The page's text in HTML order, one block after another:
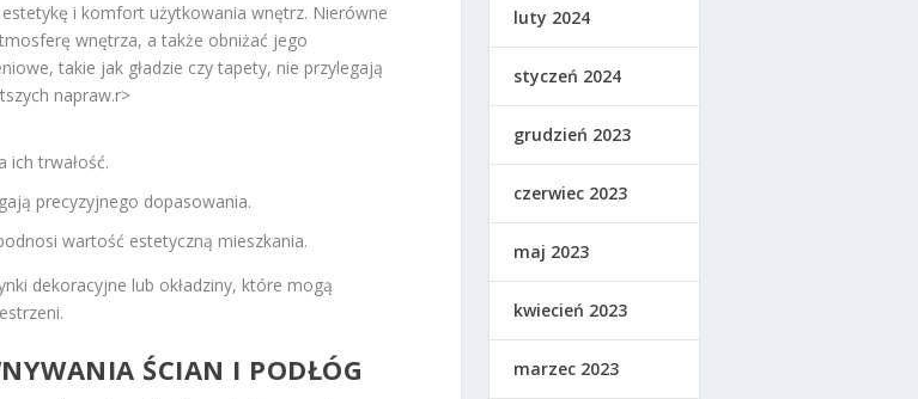
i komfort użytkowania wnętrz. Nierówne
wnętrza, a także obniżać jego
takie jak gładzie czy tapety, nie przylegają
napraw.r>
ich trwałość.
precyzyjnego dopasowania.
wartość estetyczną mieszkania.
dekoracyjne lub okładziny, które mogą
ŚCIAN I PODŁÓG
luty 2024
styczeń 2024
grudzień 2023
czerwiec 2023
maj 2023
kwiecień 2023
marzec 2023